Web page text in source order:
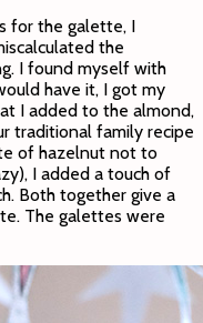
for the galette, I
the
I found myself with
have it, I got my
I added to the almond,
traditional family recipe
of hazelnut not to
I added a touch of
Both together give a
The galettes were